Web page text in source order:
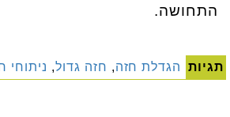
התחושה.
תגיות הגדלת חזה, חזה גדול, ניתוחי